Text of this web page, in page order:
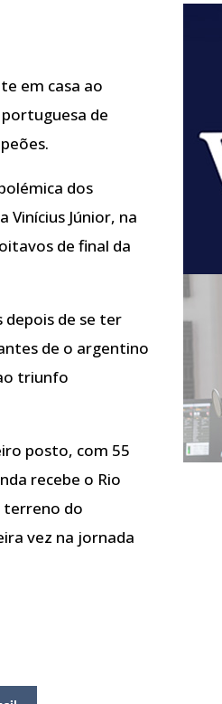
em casa ao
de
dos
Júnior, na
de final da
depois de se ter
de o argentino
triunfo
posto, com 55
recebe o Rio
terreno do
vez na jornada